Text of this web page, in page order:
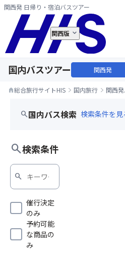
関西発 日帰り・宿泊バスツアー
関西版
国内バスツアー 関西発
home総合旅行サイトHIS 国内旅行 関西
search国内バス検索
search検索条件
search
催行決定
のみ
予約可能
な商品の
み